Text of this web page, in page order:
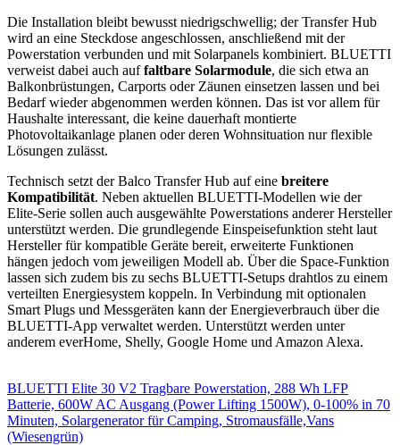
Die Installation bleibt bewusst niedrigschwellig; der Transfer Hub
wird an eine Steckdose angeschlossen, anschließend mit der
Powerstation verbunden und mit Solarpanels kombiniert. BLUETTI
verweist dabei auch auffaltbare Solarmodule, die sich etwa an
Balkonbrüstungen, Carports oder Zäunen einsetzen lassen und bei
Bedarf wieder abgenommen werden können. Das ist vor allem für
Haushalte interessant, die keine dauerhaft montierte
Photovoltaikanlage planen oder deren Wohnsituation nur flexible
Lösungen zulässt.
Technisch setzt der Balco Transfer Hub auf eine breitere
Kompatibilität. Neben aktuellen BLUETTI-Modellen wie der
Elite-Serie sollen auch ausgewählte Powerstations anderer Hersteller
unterstützt werden. Die grundlegende Einspeisefunktion steht laut
Hersteller für kompatible Geräte bereit, erweiterte Funktionen
hängen jedoch vom jeweiligen Modell ab. Über die Space-Funktion
lassen sich zudem bis zu sechs BLUETTI-Setups drahtlos zu einem
verteilten Energiesystem koppeln. In Verbindung mit optionalen
Smart Plugs und Messgeräten kann der Energieverbrauch über die
BLUETTI-App verwaltet werden. Unterstützt werden unter
anderem everHome, Shelly, Google Home und Amazon Alexa.
BLUETTI Elite 30 V2 Tragbare Powerstation, 288 Wh LFP
Batterie, 600W AC Ausgang (Power Lifting 1500W), 0-100% in 70
Minuten, Solargenerator für Camping, Stromausfälle,Vans
(Wiesengrün)